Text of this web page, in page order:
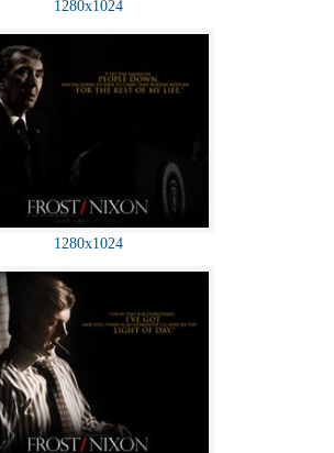
1280x1024
1280x1024